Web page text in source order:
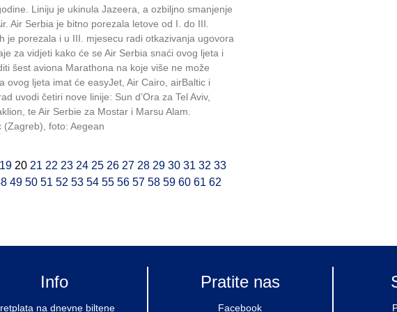
Liniju je ukinula Jazeera, a ozbiljno smanjenje
Air Serbia je bitno porezala letove od I. do III.
je porezala i u III. mjesecu radi otkazivanja ugovora
za vidjeti kako će se Air Serbia snaći ovog ljeta i
šest aviona Marathona na koje više ne može
ovog ljeta imat će easyJet, Air Cairo, airBaltic i
uvodi četiri nove linije: Sun d’Ora za Tel Aviv,
te Air Serbie za Mostar i Marsu Alam.
(Zagreb), foto: Aegean
19 20 21 22 23 24 25 26 27 28 29 30 31 32 33
49 50 51 52 53 54 55 56 57 58 59 60 61 62
Info
na dnevne biltene
Pratite nas
Facebook